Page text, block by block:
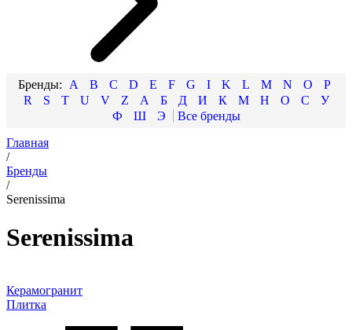
A B C D E F G I K L M N O
P
R
S T U V Z А Б Д И К М Н О С
У
Ф
Ш
Э
Главная
/
Бренды
/
Serenissima
Serenissima
Керамогранит
Плитка